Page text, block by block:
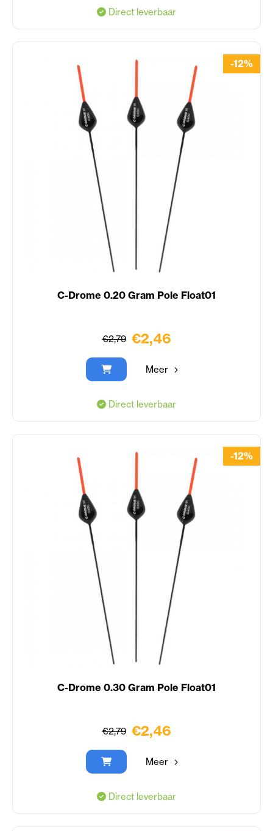
Direct leverbaar
C-Drome 0.20 Gram Pole Float01
€2,79
-12%
€2,46
Meer
Direct leverbaar
C-Drome 0.30 Gram Pole Float01
€2,79
-12%
€2,46
Meer
Direct leverbaar